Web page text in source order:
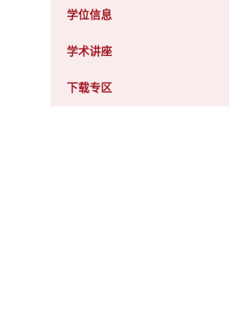
学位信息
学术讲座
下载专区